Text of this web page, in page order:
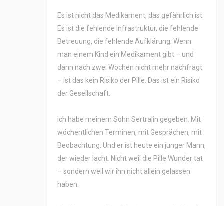
Es ist nicht das Medikament, das gefährlich ist.
Es ist die fehlende Infrastruktur, die fehlende
Betreuung, die fehlende Aufklärung. Wenn
man einem Kind ein Medikament gibt – und
dann nach zwei Wochen nicht mehr nachfragt
– ist das kein Risiko der Pille. Das ist ein Risiko
der Gesellschaft.
Ich habe meinem Sohn Sertralin gegeben. Mit
wöchentlichen Terminen, mit Gesprächen, mit
Beobachtung. Und er ist heute ein junger Mann,
der wieder lacht. Nicht weil die Pille Wunder tat
– sondern weil wir ihn nicht allein gelassen
haben.